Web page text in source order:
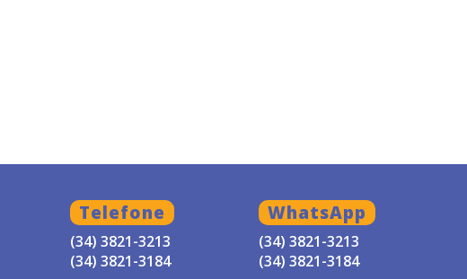
Telefone
(34) 3821-3213
(34) 3821-3184
WhatsApp
(34) 3821-3213
(34) 3821-3184